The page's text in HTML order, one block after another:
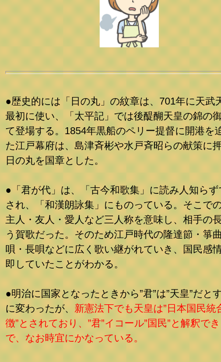
●歴史的には「日の丸」の紋章は、701年に天武
最初に使い、「太平記」では後醍醐天皇の錦の
て登場する。1854年黒船のペリー提督に開港を
た江戸幕府は、島津斉彬や水戸斉昭らの献策に
日の丸を国章とした。
●「君が代」は、「古今和歌集」に読み人知らず
され、「和漢朗詠集」にものっている。そこで
主人・友人・愛人など三人称を意味し、相手の
う賀歌だった。そのため江戸時代の隆達節・箏
唄・長唄などに広く歌い継がれていき、国民感
即していたことがわかる。
●明治に国家となったときから”君”は”天皇”だと
に変わったが、 新憲法下でも天皇は”日本国民統
徴”とされており、”君”イコール”国民”と解釈で
で、なお時宜にかなっている。